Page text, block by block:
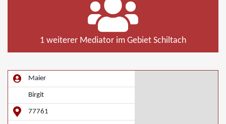
1 weiterer Mediator im Gebiet Schiltach
Maier
Birgit
77761